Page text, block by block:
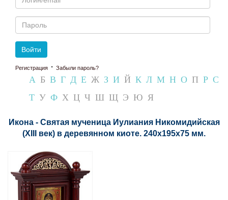
Пароль
Войти
Регистрация · Забыли пароль?
А Б В Г Д Е Ж З И Й К Л М Н О П Р С
Т У Ф Х Ц Ч Ш Щ Э Ю Я
Икона - Святая мученица Иулиания Никомидийская
(XIII век) в деревянном киоте. 240х195х75 мм.